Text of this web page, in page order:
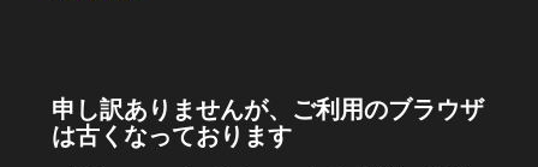
申し訳ありませんが、ご利用のブラウザ
は古くなっております